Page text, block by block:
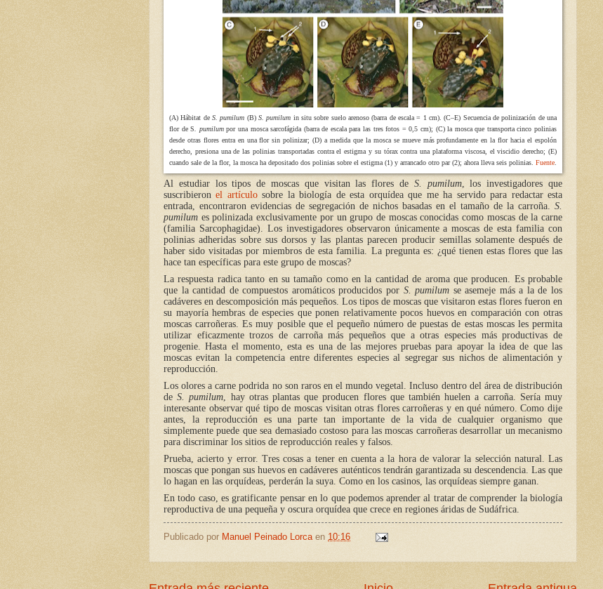
(A) Hábitat de S. pumilum (B)S. pumilum in situ sobre suelo arenoso (barra de escala = 1 cm). (C–E) Secuencia de polinización de una
flor de S. pumilumpor una mosca sarcofágida (barra de escala para las tres fotos = 0,5 cm); (C) la mosca que transporta cinco polinias
desde otras flores entra en una flor sin polinizar; (D) a medida que la mosca se mueve más profundamente en la flor hacia el espolón
derecho, presiona una de las polinias transportadas contra el estigma y su tórax contra una plataforma viscosa, el viscidio derecho; (E)
cuando sale de la flor, la mosca ha depositado dos polinias sobre el estigma (1) y arrancado otro par (2); ahora lleva seis polinias. Fuente.
Al estudiar los tipos de moscas que visitan las flores de S. pumilum, los investigadores que
suscribieronel artículosobre la biología de esta orquídea que me ha servido para redactar esta
entrada, encontraron evidencias de segregación de nichos basadas en el tamaño de la carroña. S.
pumilum es polinizada exclusivamente por un grupo de moscas conocidas como moscas de la carne
(familia Sarcophagidae). Los investigadores observaron únicamente a moscas de esta familia con
polinias adheridas sobre sus dorsos y las plantas parecen producir semillas solamente después de
haber sido visitadas por miembros de esta familia. La pregunta es: ¿qué tienen estas flores que las
hace tan específicas para este grupo de moscas?
La respuesta radica tanto en su tamaño como en la cantidad de aroma que producen. Es probable
que la cantidad de compuestos aromáticos producidos por S. pumilum se asemeje más a la de los
cadáveres en descomposición más pequeños. Los tipos de moscas que visitaron estas flores fueron en
su mayoría hembras de especies que ponen relativamente pocos huevos en comparación con otras
moscas carroñeras. Es muy posible que el pequeño número de puestas de estas moscas les permita
utilizar eficazmente trozos de carroña más pequeños que a otras especies más productivas de
progenie. Hasta el momento, esta es una de las mejores pruebas para apoyar la idea de que las
moscas evitan la competencia entre diferentes especies al segregar sus nichos de alimentación y
reproducción.
Los olores a carne podrida no son raros en el mundo vegetal. Incluso dentro del área de distribución
deS. pumilum, hay otras plantas que producen flores que también huelen a carroña. Sería muy
interesante observar qué tipo de moscas visitan otras flores carroñeras y en qué número. Como dije
antes, la reproducción es una parte tan importante de la vida de cualquier organismo que
simplemente puede que sea demasiado costoso para las moscas carroñeras desarrollar un mecanismo
para discriminar los sitios de reproducción reales y falsos.
Prueba, acierto y error. Tres cosas a tener en cuenta a la hora de valorar la selección natural. Las
moscas que pongan sus huevos en cadáveres auténticos tendrán garantizada su descendencia. Las que
lo hagan en las orquídeas, perderán la suya. Como en los casinos, las orquídeas siempre ganan.
En todo caso, es gratificante pensar en lo que podemos aprender al tratar de comprender la biología
reproductiva de una pequeña y oscura orquídea que crece en regiones áridas de Sudáfrica.
Publicado por Manuel Peinado Lorca en 10:16